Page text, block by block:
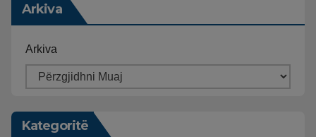
Arkiva
Arkiva
Kategoritë